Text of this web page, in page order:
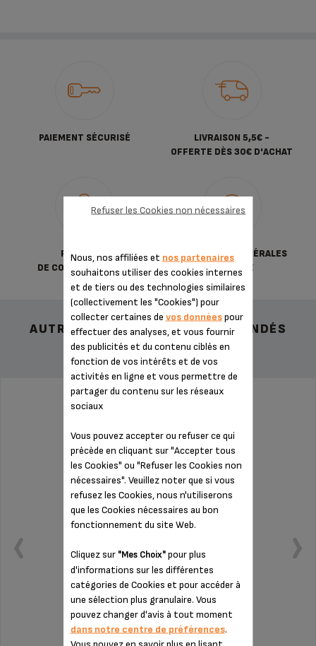
PAIEMENT SÉCURISÉ
LIVRAISON 5,5€ -
OFFERTE DÈS 30€ D'ACHAT
POLITIQUE
DE CONFIDENTIALITÉ
CONDITIONS GÉNÉRALES
DE VENTE
AUTRES ACCESSOIRES RECOMMANDÉS
PORTE-FILTRE SS-9100052758
Accueille les filtres de plusieurs capacités
Nous, nos affiliées et nos partenaires
souhaitons utiliser des cookies internes
et de tiers ou des technologies similaires
(collectivement les "Cookies") pour
collecter certaines de vos donnéespour
effectuer des analyses, et vous fournir
des publicités et du contenu ciblés en
fonction de vos intérêts et de vos
activités en ligne et vous permettre de
partager du contenu sur les réseaux
sociaux
Vous pouvez accepter ou refuser ce qui
précède en cliquant sur "Accepter tous
les Cookies" ou "Refuser les Cookies non
nécessaires". Veuillez noter que si vous
refusez les Cookies, nous n'utiliserons
que les Cookies nécessaires au bon
fonctionnement du site Web.
Cliquez sur "Mes Choix"pour plus
d'informations sur les différentes
catégories de Cookies et pour accéder à
une sélection plus granulaire. Vous
pouvez changer d'avis à tout moment
dans notre centre de préférences.
Vous pouvez en savoir plus en lisant
Refuser les Cookies non nécessaires